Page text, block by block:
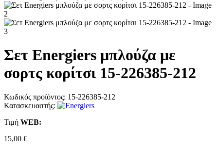
Σετ Energiers μπλούζα με
σορτς κορίτσι 15-226385-212
Κωδικός προϊόντος: 15-226385-212
Κατασκευαστής:
Τιμή WΕΒ:
15,00 €